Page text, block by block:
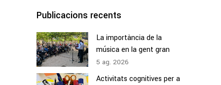
Publicacions recents
La importància de la
música en la gent gran
5 ag. 2026
Activitats cognitives per a